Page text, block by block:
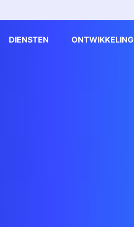
DIENSTEN ONTWIKKELING